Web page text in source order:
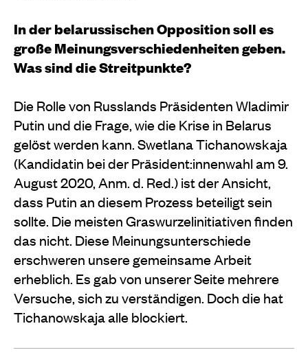
In der belarussischen Opposition soll es
große Meinungsverschiedenheiten geben.
Was sind die Streitpunkte?
Die Rolle von Russlands Präsidenten Wladimir
Putin und die Frage, wie die Krise in Belarus
gelöst werden kann. Swetlana Tichanowskaja
(Kandidatin bei der Präsident:innenwahl am 9.
August 2020, Anm. d. Red.) ist der Ansicht,
dass Putin an diesem Prozess beteiligt sein
sollte. Die meisten Graswurzelinitiativen finden
das nicht. Diese Meinungsunterschiede
erschweren unsere gemeinsame Arbeit
erheblich. Es gab von unserer Seite mehrere
Versuche, sich zu verständigen. Doch die hat
Tichanowskaja alle blockiert.